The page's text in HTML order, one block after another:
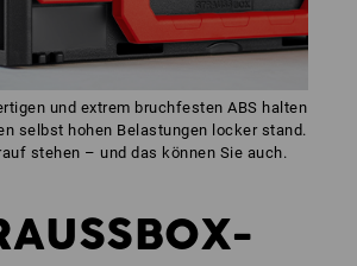
und extrem bruchfesten ABS halten
selbst hohen Belastungen locker stand.
stehen – und das können Sie auch.